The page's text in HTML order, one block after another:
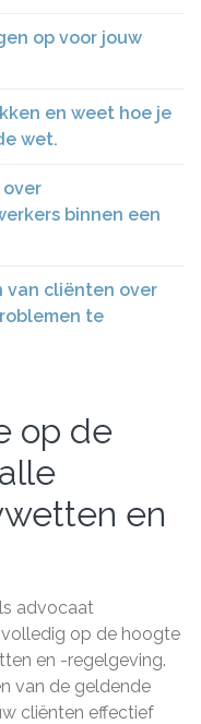
op voor jouw
en weet hoe je
wet.
binnen een
van cliënten over
te
op de
en
advocaat
op de hoogte
en -regelgeving.
van de geldende
cliënten effectief